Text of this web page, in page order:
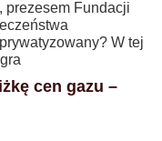
prezesem Fundacji
W tej
cen gazu –